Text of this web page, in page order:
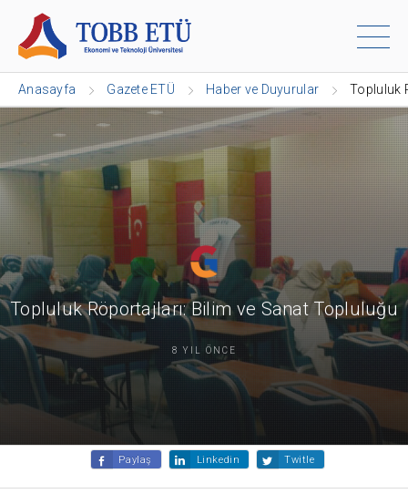
Anasayfa Gazete ETÜ Haber ve Duyurular Topluluk
Topluluk Röportajları: Bilim ve Sanat Topluluğu
8 YIL ÖNCE
Paylaş Linkedin Twitle